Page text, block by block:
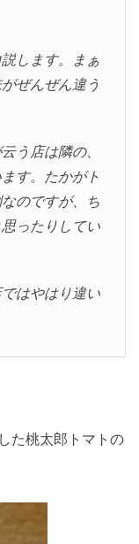
します。まぁ
ぜんぜん違う
う店は隣の、
す。たかがト
のですが、ち
ったりしてい
はやはり違い
た桃太郎トマトの